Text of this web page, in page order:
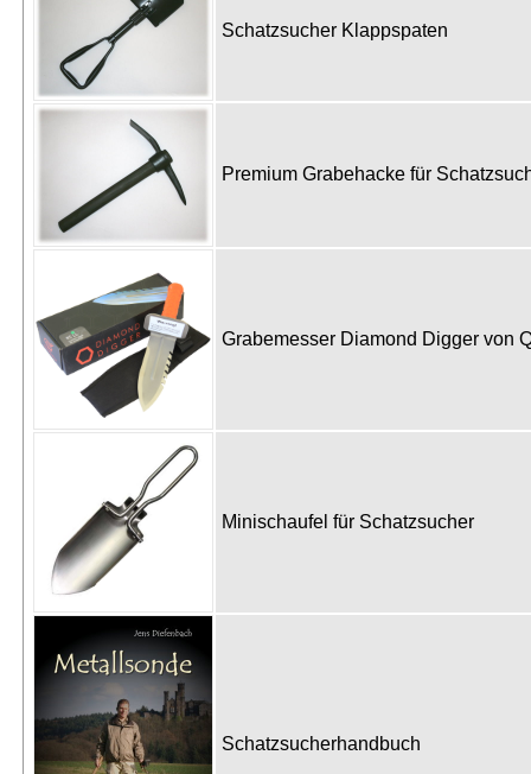
Schatzsucher Klappspaten
Premium Grabehacke für
Grabemesser Diamond Digger von
Minischaufel für Schatzsucher
Schatzsucherhandbuch